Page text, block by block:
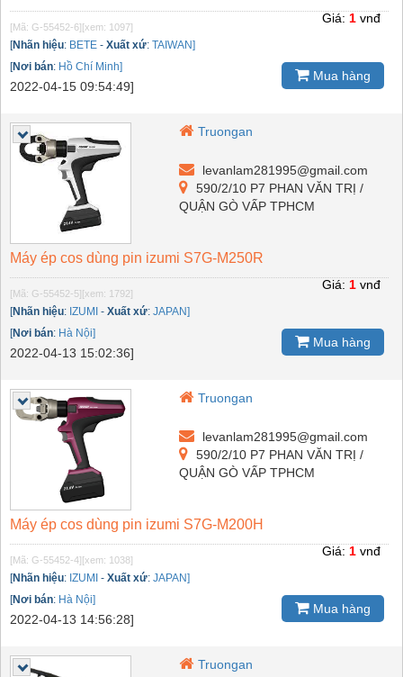
[Mã: G-55452-6][xem: 1097]
[Nhãn hiệu: BETE - Xuất xứ: TAIWAN]
[Nơi bán: Hồ Chí Minh]
2022-04-15 09:54:49]
Giá: 1 vnđ
Mua hàng
Truongan
levanlam281995@gmail.com
590/2/10 P7 PHAN VĂN TRỊ /
QUẬN GÒ VẤP TPHCM
Máy ép cos dùng pin izumi S7G-M250R
[Mã: G-55452-5][xem: 1792]
[Nhãn hiệu: IZUMI - Xuất xứ: JAPAN]
[Nơi bán: Hà Nội]
2022-04-13 15:02:36]
Giá: 1 vnđ
Mua hàng
Truongan
levanlam281995@gmail.com
590/2/10 P7 PHAN VĂN TRỊ /
QUẬN GÒ VẤP TPHCM
Máy ép cos dùng pin izumi S7G-M200H
[Mã: G-55452-4][xem: 1038]
[Nhãn hiệu: IZUMI - Xuất xứ: JAPAN]
[Nơi bán: Hà Nội]
2022-04-13 14:56:28]
Giá: 1 vnđ
Mua hàng
Truongan